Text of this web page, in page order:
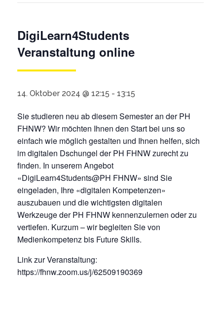
DigiLearn4Students
Veranstaltung online
14. Oktober 2024 @ 12:15 - 13:15
Sie studieren neu ab diesem Semester an der PH
FHNW? Wir möchten Ihnen den Start bei uns so
einfach wie möglich gestalten und Ihnen helfen, sich
im digitalen Dschungel der PH FHNW zurecht zu
finden. In unserem Angebot
«DigiLearn4Students@PH FHNW» sind Sie
eingeladen, Ihre «digitalen Kompetenzen»
auszubauen und die wichtigsten digitalen
Werkzeuge der PH FHNW kennenzulernen oder zu
vertiefen. Kurzum – wir begleiten Sie von
Medienkompetenz bis Future Skills.
Link zur Veranstaltung:
https://fhnw.zoom.us/j/62509190369